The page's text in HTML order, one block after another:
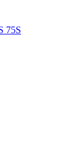
75S